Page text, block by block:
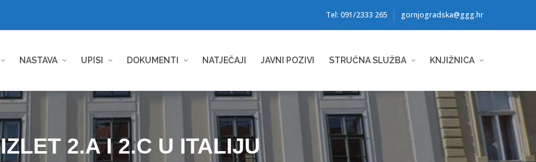
Tel: 091/2333 265 gornjogradska@ggg.hr
NASTAVA UPISI DOKUMENTI NATJEČAJI JAVNI POZIVI STRUČNA SLUŽBA KNJIŽNICA
IZLET 2.A I 2.C U ITALIJU